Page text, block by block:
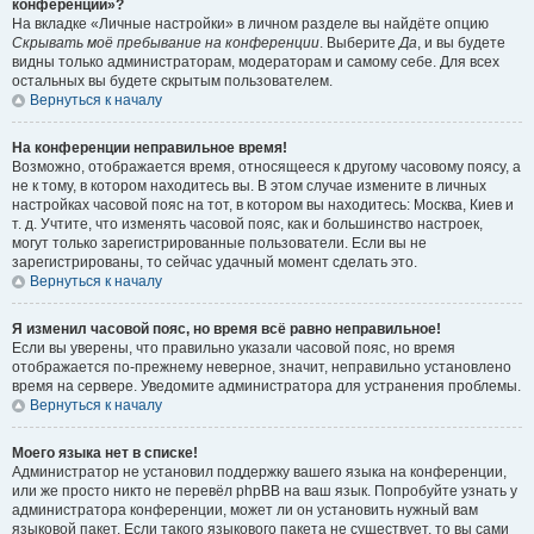
конференции»?
На вкладке «Личные настройки» в личном разделе вы найдёте опцию
Скрывать моё пребывание на конференции. ВыберитеДа, и вы будете
видны только администраторам, модераторам и самому себе. Для всех
остальных вы будете скрытым пользователем.
Вернуться к началу
На конференции неправильное время!
Возможно, отображается время, относящееся к другому часовому поясу, а
не к тому, в котором находитесь вы. В этом случае измените в личных
настройках часовой пояс на тот, в котором вы находитесь: Москва, Киев и
т. д. Учтите, что изменять часовой пояс, как и большинство настроек,
могут только зарегистрированные пользователи. Если вы не
зарегистрированы, то сейчас удачный момент сделать это.
Вернуться к началу
Я изменил часовой пояс, но время всё равно неправильное!
Если вы уверены, что правильно указали часовой пояс, но время
отображается по-прежнему неверное, значит, неправильно установлено
время на сервере. Уведомите администратора для устранения проблемы.
Вернуться к началу
Моего языка нет в списке!
Администратор не установил поддержку вашего языка на конференции,
или же просто никто не перевёл phpBB на ваш язык. Попробуйте узнать у
администратора конференции, может ли он установить нужный вам
языковой пакет. Если такого языкового пакета не существует, то вы сами